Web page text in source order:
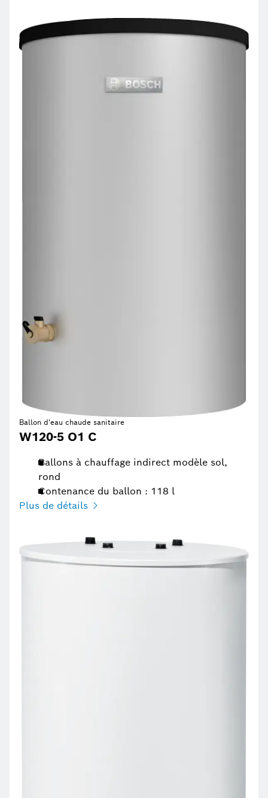
Ballon d'eau chaude sanitaire
W120-5 O1 C
Ballons à chauffage indirect modèle sol,
rond
Contenance du ballon : 118 l
Plus de détails